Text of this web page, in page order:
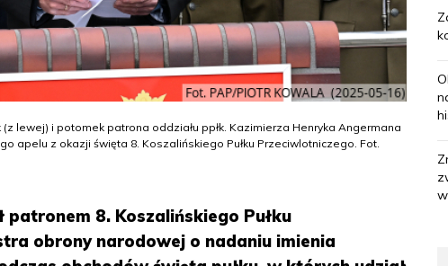
lewej) i potomek patrona oddziału ppłk. Kazimierza Henryka Angermana
apelu z okazji święta 8. Koszalińskiego Pułku Przeciwlotniczego. Fot.
patronem 8. Koszalińskiego Pułku
obrony narodowej o nadaniu imienia